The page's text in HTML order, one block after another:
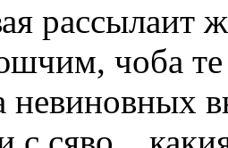
рассылаит
чоба
невиновных